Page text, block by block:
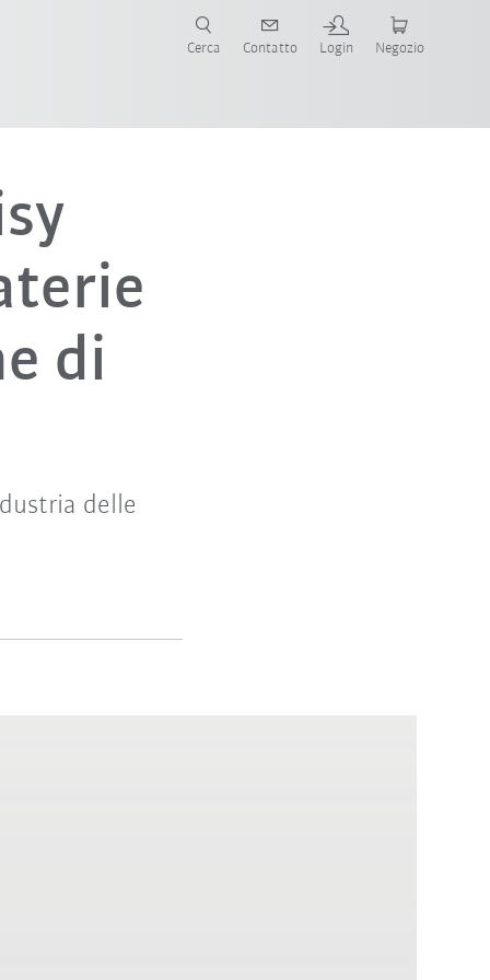
Cerca Contatto Login Negozio
di
delle